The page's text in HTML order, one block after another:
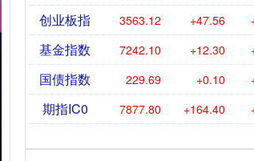
创业板指 3563.12 +47.56
基金指数 7242.10 +12.30
国债指数 229.69 +0.10
期指IC0 7877.80 +164.40